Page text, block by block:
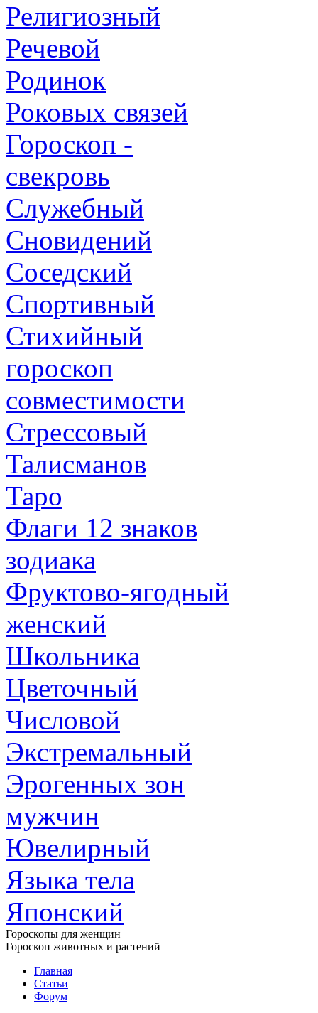
Религиозный
Речевой
Родинок
Роковых связей
Гороскоп -
свекровь
Служебный
Сновидений
Соседский
Спортивный
Стихийный
гороскоп
совместимости
Стрессовый
Талисманов
Таро
Флаги 12 знаков
зодиака
Фруктово-ягодный
женский
Школьника
Цветочный
Числовой
Экстремальный
Эрогенных зон
мужчин
Ювелирный
Языка тела
Японский
Гороскопы для женщин
Гороскоп животных и растений
Главная
Статьи
Форум